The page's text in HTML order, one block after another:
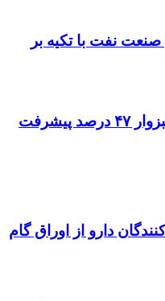
نفت با تکیه بر
بازوند: ایستگاه راه‌آهن سبزوار ۴۷ درصد پیشرفت
دارو از اوراق گام